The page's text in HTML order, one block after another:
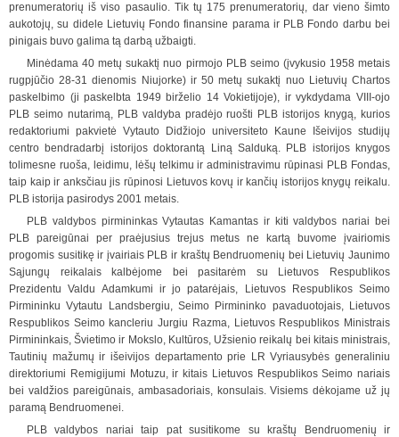
prenumeratorių iš viso pasaulio. Tik tų 175 prenumeratorių, dar vieno šimto
aukotojų, su didele Lietuvių Fondo finansine parama ir PLB Fondo darbu bei
pinigais buvo galima tą darbą užbaigti.
Minėdama 40 metų sukaktį nuo pirmojo PLB seimo (įvykusio 1958 metais
rugpjūčio 28-31 dienomis Niujorke) ir 50 metų sukaktį nuo Lietuvių Chartos
paskelbimo (ji paskelbta 1949 birželio 14 Vokietijoje), ir vykdydama VIII-ojo
PLB seimo nutarimą, PLB valdyba pradėjo ruošti PLB istorijos knygą, kurios
redaktoriumi pakvietė Vytauto Didžiojo universiteto Kaune Išeivijos studijų
centro bendradarbį istorijos doktorantą Liną Salduką. PLB istorijos knygos
tolimesne ruoša, leidimu, lėšų telkimu ir administravimu rūpinasi PLB Fondas,
taip kaip ir anksčiau jis rūpinosi Lietuvos kovų ir kančių istorijos knygų reikalu.
PLB istorija pasirodys 2001 metais.
PLB valdybos pirmininkas Vytautas Kamantas ir kiti valdybos nariai bei
PLB pareigūnai per praėjusius trejus metus ne kartą buvome įvairiomis
progomis susitikę ir įvairiais PLB ir kraštų Bendruomenių bei Lietuvių Jaunimo
Sąjungų reikalais kalbėjome bei pasitarėm su Lietuvos Respublikos
Prezidentu Valdu Adamkumi ir jo patarėjais, Lietuvos Respublikos Seimo
Pirmininku Vytautu Landsbergiu, Seimo Pirmininko pavaduotojais, Lietuvos
Respublikos Seimo kancleriu Jurgiu Razma, Lietuvos Respublikos Ministrais
Pirmininkais, Švietimo ir Mokslo, Kultūros, Užsienio reikalų bei kitais ministrais,
Tautinių mažumų ir išeivijos departamento prie LR Vyriausybės generaliniu
dire ktoriumi Remigijumi Motuzu, ir kitais Lietuvos Respublikos Seimo nariais
bei valdžios pareigūnais, ambasadoriais, konsulais. Visiems dėkojame už jų
paramą Bendruomenei.
PLB valdybos nariai taip pat susitikome su kraštų Bendruomenių ir